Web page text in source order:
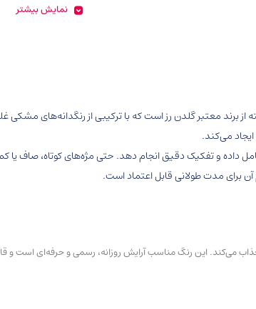
نمایش بیشتر
از برند معتبر گلدن رز است که با ترکیبی از رنگدانه‌های
می‌کند.
داده و تفکیک دقیق انجام دهد. حتی مژه‌های کوتاه، صاف
برای مدت طولانی قابل اعتماد است.
می‌کند. این رنگ مناسب آرایش روزانه، رسمی و حرفه‌ای است و